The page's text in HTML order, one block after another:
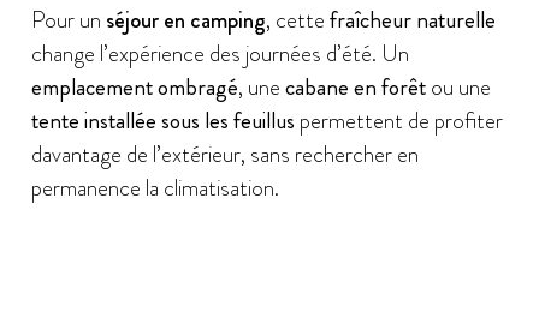
Pour un séjour en camping, cettefraîcheur naturelle
change l’expérience des journées d’été. Un
emplacement ombragé, unecabane en forêtou une
tente installée sous les feuillus permettent de profiter
davantage de l’extérieur, sans rechercher en
permanence la climatisation.